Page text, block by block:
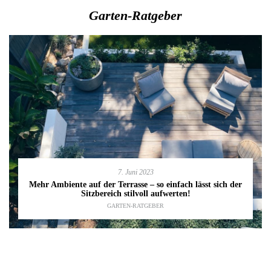
Garten-Ratgeber
7. Juni 2023
Mehr Ambiente auf der Terrasse – so einfach lässt sich der
Sitzbereich stilvoll aufwerten!
GARTEN-RATGEBER